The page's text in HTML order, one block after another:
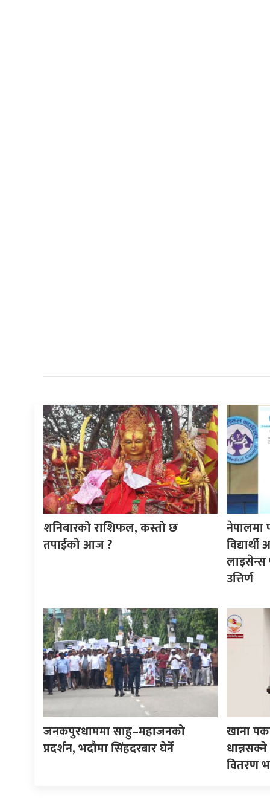
शनिबारको राशिफल, कस्तो छ
तपाईको आज ?
नेपालमा
लाइसेन्स
उत्तिर्ण
जनकपुरधाममा साहु–महाजनको
प्रदर्शन, भदौमा सिंहदरबार घेर्ने
खाना
वितरण